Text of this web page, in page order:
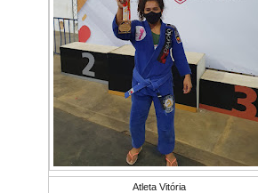
Atleta Vitória